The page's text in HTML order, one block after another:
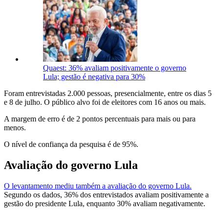
Quaest: 36% avaliam positivamente o governo
Lula; gestão é negativa para 30%
Foram entrevistadas 2.000 pessoas, presencialmente, entre os dias 5
e 8 de julho. O público alvo foi de eleitores com 16 anos ou mais.
A margem de erro é de 2 pontos percentuais para mais ou para
menos.
O nível de confiança da pesquisa é de 95%.
Avaliação do governo Lula
O levantamento mediu também a avaliação do governo Lula.
Segundo os dados, 36% dos entrevistados avaliam positivamente a
gestão do presidente Lula, enquanto 30% avaliam negativamente.